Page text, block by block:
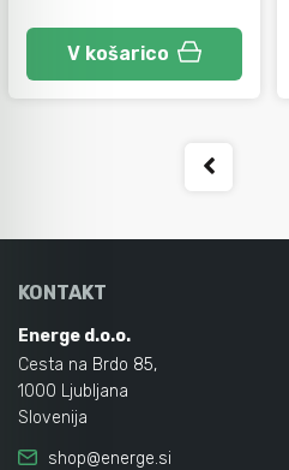
V košarico
KONTAKT
Energe d.o.o.
Cesta na Brdo 85,
1000 Ljubljana
Slovenija
shop@energe.si